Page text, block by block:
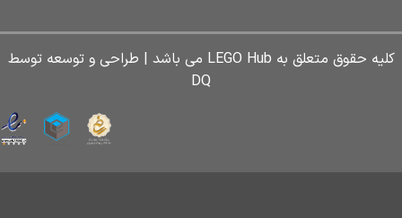
کلیه حقوق متعلق به LEGO Hub می باشد | طراحی و توسعه توسط
DQ